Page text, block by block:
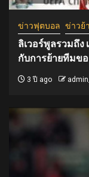
ข่าวฟุตบอล ข่าวย้
ลิเวอร์พูลรวมถึง
กับการย้ายทีมข
3 ปี ago